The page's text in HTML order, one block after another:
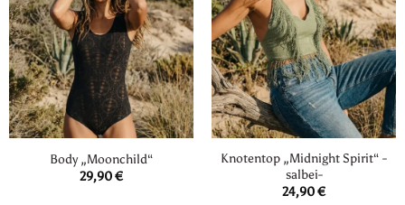
Body „Moonchild“
29,90€
Knotentop „Midnight Spirit“ -
salbei-
24,90€